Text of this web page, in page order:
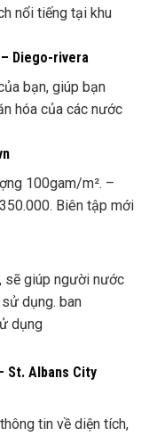
nổi tiếng tại khu
Diego-rivera
bạn, giúp bạn
hóa của các nước
100gam/m². –
Biên tập mới
sẽ giúp người nước
dụng. ban
dụng
St. Albans City
tin về diện tích,